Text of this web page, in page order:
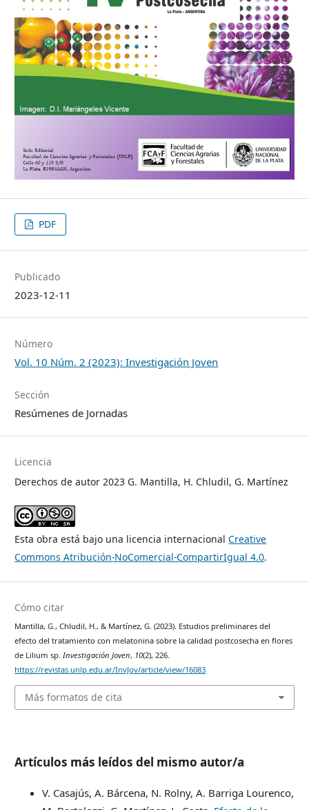
PDF
Publicado
2023-12-11
Número
Vol. 10 Núm. 2 (2023): Investigación Joven
Sección
Resúmenes de Jornadas
Licencia
Derechos de autor 2023 G. Mantilla, H. Chludil, G. Martínez
Esta obra está bajo una licencia internacionalCreative
Commons Atribución-NoComercial-CompartirIgual 4.0.
Cómo citar
Mantilla, G., Chludil, H., & Martínez, G. (2023). Estudios preliminares del
efecto del tratamiento con melatonina sobre la calidad postcosecha en flores
de Lilium sp.Investigación Joven, 10(2), 226.
https://revistas.unlp.edu.ar/InvJov/article/view/16083
Más formatos de cita
Artículos más leídos del mismo autor/a
V. Casajús, A. Bárcena, N. Rolny, A. Barriga Lourenco,